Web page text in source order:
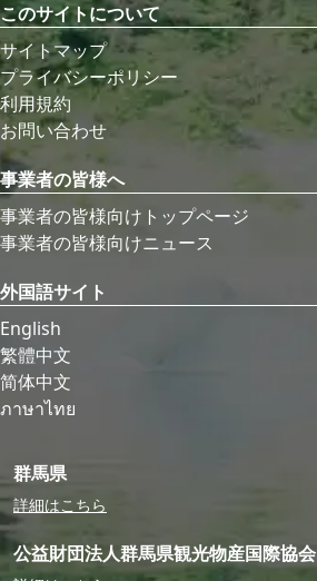
このサイトについて
サイトマップ
プライバシーポリシー
利用規約
お問い合わせ
事業者の皆様へ
事業者の皆様向けトップページ
事業者の皆様向けニュース
外国語サイト
English
繁體中文
简体中文
ภาษาไทย
群馬県
詳細はこちら
公益財団法人群馬県観光物産国際協会